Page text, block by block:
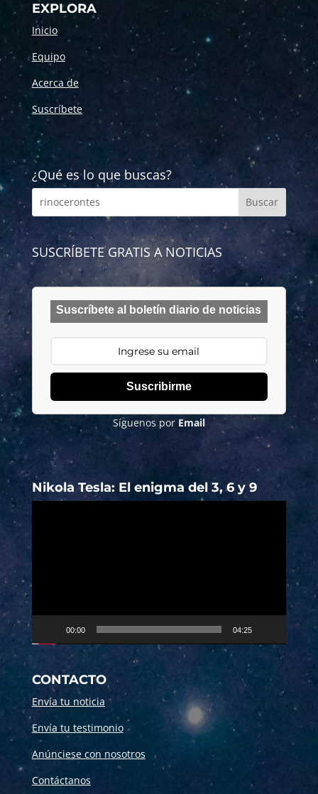
EXPLORA
Inicio
Equipo
Acerca de
Suscríbete
¿Qué es lo que buscas?
SUSCRÍBETE GRATIS A NOTICIAS
Suscríbete al boletín diario de noticias
Suscribirme
Síguenos por Email
Nikola Tesla: El enigma del 3, 6 y 9
00:00 04:25
CONTACTO
Envía tu noticia
Envía tu testimonio
Anúnciese con nosotros
Contáctanos